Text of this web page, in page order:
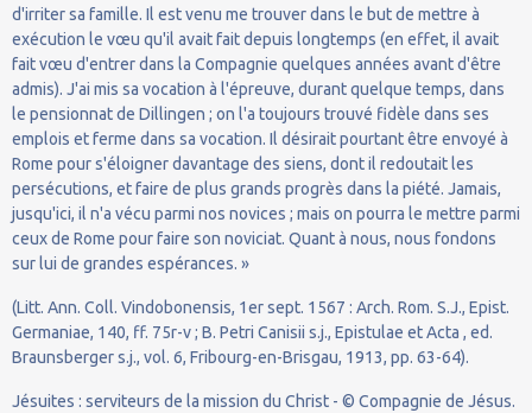
d'irriter sa famille. Il est venu me trouver dans le but de mettre à
exécution le vœu qu'il avait fait depuis longtemps (en effet, il avait
fait vœu d'entrer dans la Compagnie quelques années avant d'être
admis). J'ai mis sa vocation à l'épreuve, durant quelque temps, dans
le pensionnat de Dillingen ; on l'a toujours trouvé fidèle dans ses
emplois et ferme dans sa vocation. Il désirait pourtant être envoyé à
Rome pour s'éloigner davantage des siens, dont il redoutait les
persécutions, et faire de plus grands progrès dans la piété. Jamais,
jusqu'ici, il n'a vécu parmi nos novices ; mais on pourra le mettre parmi
ceux de Rome pour faire son noviciat. Quant à nous, nous fondons
sur lui de grandes espérances. »
(Litt. Ann. Coll. Vindobonensis, 1er sept. 1567 : Arch. Rom. S.J., Epist.
Germaniae, 140, ff. 75r-v ; B. Petri Canisii s.j., Epistulae et Acta , ed.
Braunsberger s.j., vol. 6, Fribourg-en-Brisgau, 1913, pp. 63-64).
Jésuites : serviteurs de la mission du Christ - © Compagnie de Jésus.